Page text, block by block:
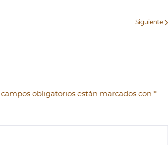
Siguiente
obligatorios están marcados con *